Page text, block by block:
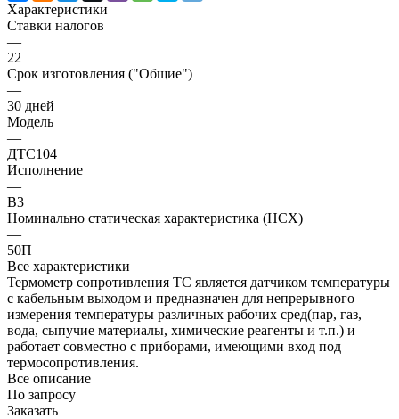
Характеристики
Ставки налогов
—
22
Срок изготовления ("Общие")
—
30 дней
Модель
—
ДТС104
Исполнение
—
В3
Номинально статическая характеристика (НСХ)
—
50П
Все характеристики
Термометр сопротивления ТС является датчиком температуры
с кабельным выходом и предназначен для непрерывного
измерения температуры различных рабочих сред(пар, газ,
вода, сыпучие материалы, химические реагенты и т.п.) и
работает совместно с приборами, имеющими вход под
термосопротивления.
Все описание
По запросу
Заказать